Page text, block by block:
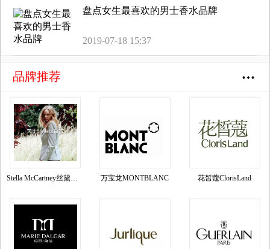
盘点女生最喜欢的男士香水品牌
2019-07-18 15:37
品牌推荐
万宝龙MONTBLANC 花皙蔻ClorisLand